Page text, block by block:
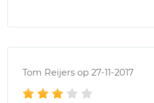
Tom Reijers op 27-11-2017